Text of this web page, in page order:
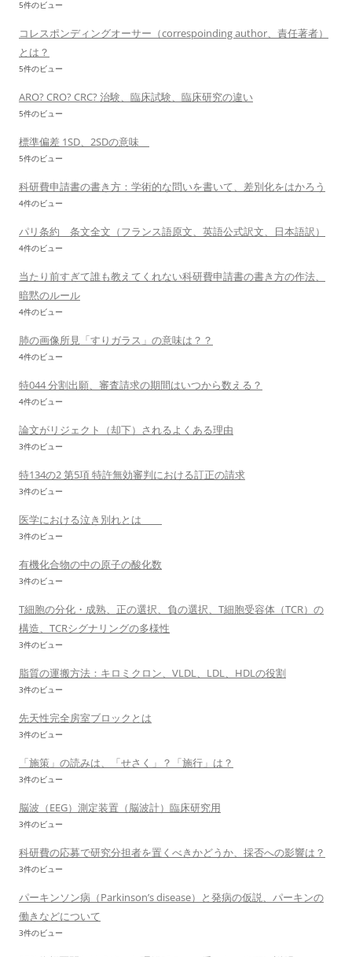
5件のビュー
コレスポンディングオーサー（correspoinding author、責任著者）
とは？
5件のビュー
ARO? CRO? CRC? 治験、臨床試験、臨床研究の違い
5件のビュー
標準偏差 1SD、2SDの意味
5件のビュー
科研費申請書の書き方：学術的な問いを書いて、差別化をはかろう
4件のビュー
パリ条約 条文全文（フランス語原文、英語公式訳文、日本語訳）
4件のビュー
当たり前すぎて誰も教えてくれない科研費申請書の書き方の作法、
暗黙のルール
4件のビュー
肺の画像所見「すりガラス」の意味は？？
4件のビュー
特044 分割出願、審査請求の期間はいつから数える？
4件のビュー
論文がリジェクト（却下）されるよくある理由
3件のビュー
特134の2 第5項 特許無効審判における訂正の請求
3件のビュー
医学における泣き別れとは
3件のビュー
有機化合物の中の原子の酸化数
3件のビュー
T細胞の分化・成熟、正の選択、負の選択、T細胞受容体（TCR）の
構造、TCRシグナリングの多様性
3件のビュー
脂質の運搬方法：キロミクロン、VLDL、LDL、HDLの役割
3件のビュー
先天性完全房室ブロックとは
3件のビュー
「施策」の読みは、「せさく」？「施行」は？
3件のビュー
脳波（EEG）測定装置（脳波計）臨床研究用
3件のビュー
科研費の応募で研究分担者を置くべきかどうか、採否への影響は？
3件のビュー
パーキンソン病（Parkinson’s disease）と発病の仮説、パーキンの
働きなどについて
3件のビュー